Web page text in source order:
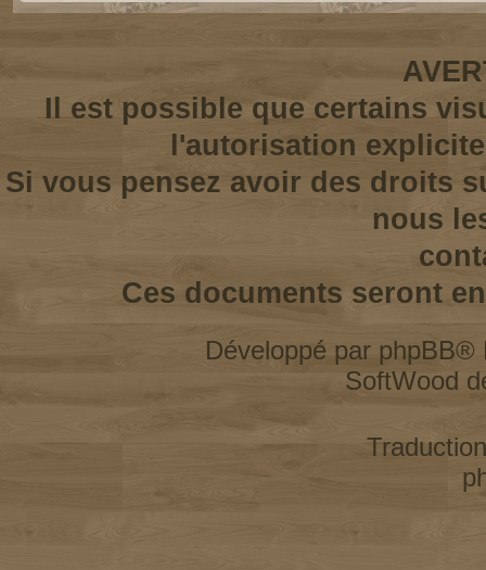
Il est possible que certains
l'autorisation
Si vous pensez avoir des droits
nous
Ces documents seront
Développé par phpBB®
SoftWood